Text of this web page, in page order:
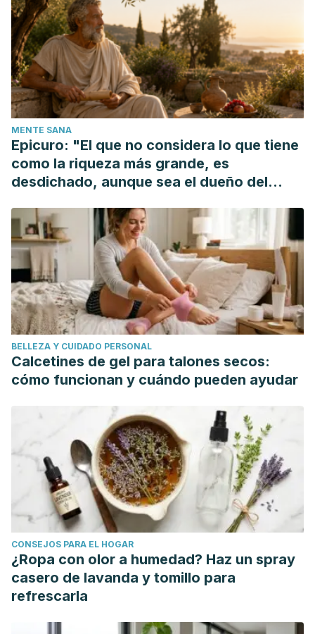
of recurrent gout attacks. Arthritis and Rheumatism.
https://doi.org/10.1002/art.34677
Ginger. (2010). In Botanical Medicine for Women’s Health.
https://doi.org/10.1111/ijfs.12940
Shanmugam, K. R., Ramakrishna, C. H., Mallikarjuna, K., &
Reddy, K. S. (2010). Protective effect of ginger against
alcohol-induced renal damage and antioxidant enzymes in
male albino rats. Indian Journal of Experimental Biology.
MENTE SANA
Epicuro: "El que no considera lo que tiene
como la riqueza más grande, es
desdichado, aunque sea el dueño del
BELLEZA Y CUIDADO PERSONAL
Calcetines de gel para talones secos:
cómo funcionan y cuándo pueden ayudar
CONSEJOS PARA EL HOGAR
¿Ropa con olor a humedad? Haz un spray
casero de lavanda y tomillo para
refrescarla